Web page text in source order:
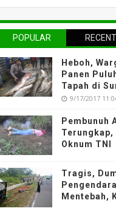
POPULAR RECENT
Heboh,
Panen
Tapah di
9/17/2017
Pembunuh
Terungkap,
Oknum TNI
Tragis,
Mentebah,